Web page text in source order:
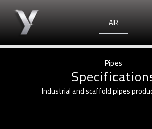
content
AR
Pipes
Industrial and scaffold pipes